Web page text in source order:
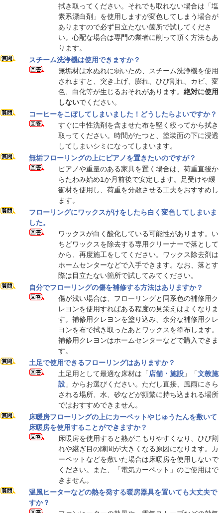
拭き取ってください。それでも取れない場合は「塩
素系漂白剤」を使用しますが変色してしまう場合が
ありますので必ず目立たない箇所で試してくださ
い。心配な場合は専門の業者に削って頂く方法もあ
ります。
スチーム洗浄機は使用できますか？
無垢材は水ぬれに弱いため、スチーム洗浄機を使用
されますと、突き上げ、膨れ、ひび割れ、カビ、変
色、白化等が生じるおそれがあります。 絶対に使用
しないでください。
コーヒーをこぼしてしまいました！どうしたらよいですか？
すぐに中性洗剤を含ませた布を堅く絞ってから拭き
取ってください。時間がたつと、塗装面の下に浸透
してしまいシミになってしまいます。
無垢フローリングの上にピアノを置きたいのですが？
ピアノや重量のある家具を置く場合は、荷重直後か
らたわみ始め1か月前後で安定します。足受けや緩
衝材を使用し、荷重を分散させる工夫をおすすめし
ます。
フローリングにワックスがけをしたら白く変色してしまいま
した。
ワックスが白く酸化している可能性があります。い
ちどワックスを除去する専用クリーナーで落として
から、再度施工をしてください。ワックス除去剤は
ホームセンターなどで入手できます。なお、落とす
際は目立たない箇所で試してみてください。
自分でフローリングの傷を補修する方法はありますか？
傷が浅い場合は、フローリングと同系色の補修用ク
レヨンを使用すればある程度の見栄えはよくなりま
す。補修用クレヨンを塗り込み、余分な補修用クレ
ヨンを布で拭き取ったあとワックスを塗布します。
補修用クレヨンはホームセンターなどで購入できま
す。
土足で使用できるフローリングはありますか？
土足用として最適な床材は「 店舗・施設 」「文教施
設 」からお選びください。ただし直接、風雨にさら
される場所、水、砂などが頻繁に持ち込まれる場所
ではおすすめできません。
床暖房フローリングの上にカーペットやじゅうたんを敷いて
床暖房を使用することができますか？
床暖房を使用すると熱がこもりやすくなり、ひび割
れや継ぎ目の隙間が大きくなる原因になります。カ
ーペットなどを敷いた場合は床暖房を使用しないで
ください。また、「電気カーペット」のご使用はで
きません。
温風ヒーターなどの熱を発する暖房器具を置いても大丈夫で
すか？